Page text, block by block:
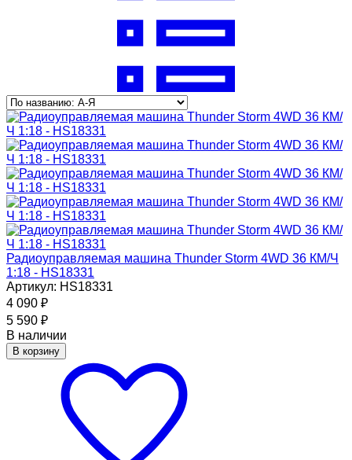
Радиоуправляемая машина Thunder Storm 4WD 36 КМ/Ч
1:18 - HS18331
Артикул: HS18331
4 090 ₽
5 590 ₽
В наличии
В корзину